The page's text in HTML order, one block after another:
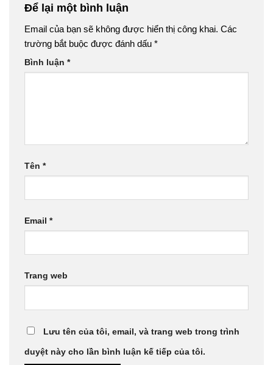
Để lại một bình luận
Email của bạn sẽ không được hiển thị công khai. Các
trường bắt buộc được đánh dấu *
Bình luận *
Tên *
Email *
Trang web
Lưu tên của tôi, email, và trang web trong trình
duyệt này cho lần bình luận kế tiếp của tôi.